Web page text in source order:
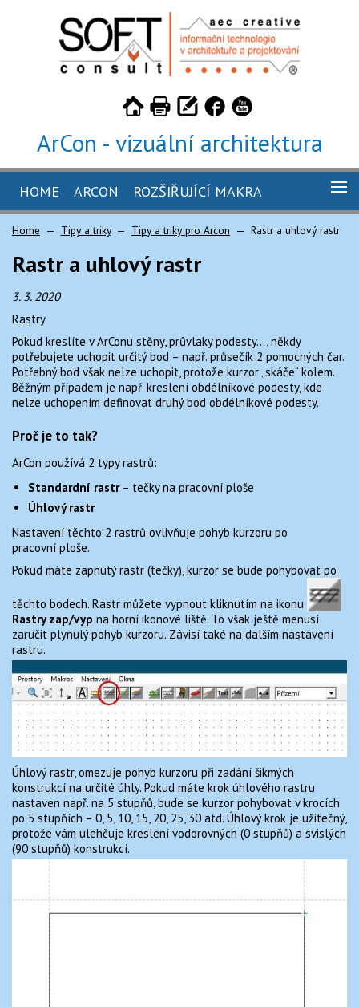
ArCon - vizuální architektura
HOME ARCON
ARCON 26
ARCON 26 - STUDENTSKÁ VERZE
ROZŠIŘUJÍCÍ MAKRA
KUCHYŇ 4.5 PRO ARCON
TILER 3.2 PRO ARCON
CAMINUS 1.5 PRO ARCON
MONUMENTO 1.2 PRO ARCON
GALERIE
CENÍK
KE STAŽENÍ
TIPY A TRIKY
Home Tipy a triky Tipy a triky pro Arcon Rastr a uhlový rastr
Rastr a uhlový rastr
3. 3. 2020
Rastry
Pokud kreslíte v ArConu stěny, průvlaky podesty…, někdy
potřebujete uchopit určitý bod – např. průsečík 2 pomocných čar.
Potřebný bod však nelze uchopit, protože kurzor „skáče“ kolem.
Běžným případem je např. kreslení obdélníkové podesty, kde
nelze uchopením definovat druhý bod obdélníkové podesty.
Proč je to tak?
ArCon používá 2 typy rastrů:
Standardní rastr– tečky na pracovní ploše
Úhlový rastr
Nastavení těchto 2 rastrů ovlivňuje pohyb kurzoru po
pracovní ploše.
Pokud máte zapnutý rastr (tečky), kurzor se bude pohybovat po
těchto bodech. Rastr můžete vypnout kliknutím na ikonu
Rastry zap/vyp na horní ikonové liště. To však ještě menusí
zaručit plynulý pohyb kurzoru. Závisí také na dalším nastavení
rastru.
Úhlový rastr, omezuje pohyb kurzoru při zadání šikmých
konstrukcí na určité úhly. Pokud máte krok úhlového rastru
nastaven např. na 5 stupňů, bude se kurzor pohybovat v krocích
po 5 stupňích – 0, 5, 10, 15, 20, 25, 30 atd. Úhlový krok je užitečný,
protože vám ulehčuje kreslení vodorovných (0 stupňů) a svislých
(90 stupňů) konstrukcí.